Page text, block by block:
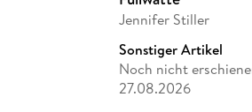
Jennifer Stiller
Sonstiger Artikel
Noch nicht
27.08.2026